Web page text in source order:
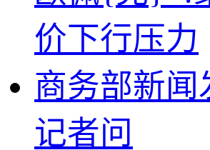
价下行压力
商务部新
记者问